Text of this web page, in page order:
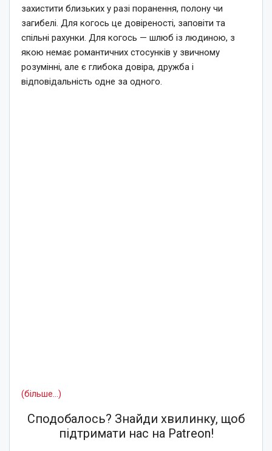
захистити близьких у разі поранення, полону чи
загибелі. Для когось це довіреності, заповіти та
спільні рахунки. Для когось — шлюб із людиною, з
якою немає романтичних стосунків у звичному
розумінні, але є глибока довіра, дружба і
відповідальність одне за одного.
(більше…)
Сподобалось? Знайди хвилинку, щоб
підтримати нас на Patreon!